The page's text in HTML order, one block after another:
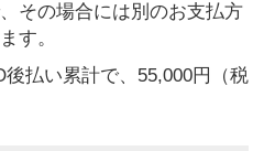
その場合には別のお支払方
す。
後払い累計で、55,000円（税